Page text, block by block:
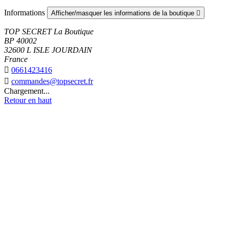
Informations Afficher/masquer les informations de la boutique 
TOP SECRET La Boutique
BP 40002
32600 L ISLE JOURDAIN
France
 0661423416
 commandes@topsecret.fr
Chargement...
Retour en haut